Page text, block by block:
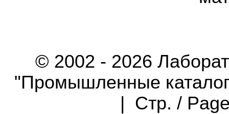
© 2002 - 2026
"Промышленные
| Стр. /